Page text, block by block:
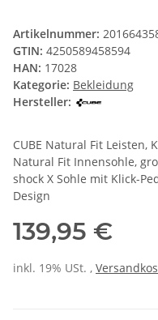
Artikelnummer:
GTIN: 4250589458594
HAN: 17028
Kategorie: Bekleidung
Hersteller:
CUBE Natural Fit Leisten,
Natural Fit Innensohle,
shock X Sohle mit Klick-
Design
139,95 €
inkl. 19% USt. ,